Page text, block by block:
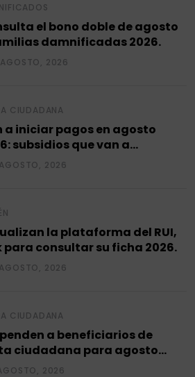
el bono doble de agosto
damnificadas 2026.
2026
CIUDADANA
a iniciar pagos en agosto
subsidios que van a
2026
la plataforma del RUI,
para consultar su ficha 2026.
2026
CIUDADANA
a beneficiarios de
ciudadana para agosto
2026